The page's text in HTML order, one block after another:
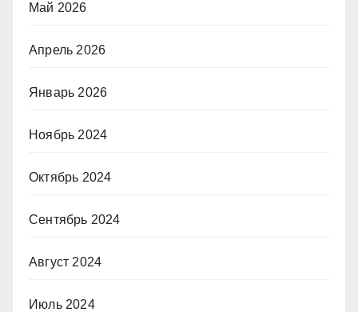
Май 2026
Апрель 2026
Январь 2026
Ноябрь 2024
Октябрь 2024
Сентябрь 2024
Август 2024
Июль 2024